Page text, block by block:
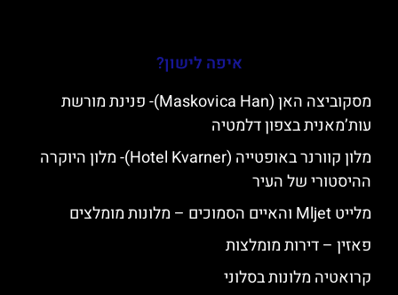
איפה לישון?
מסקוביצה האן (Maskovica Han)- פנינת מורשת
עות’מאנית בצפון דלמטיה
מלון קוורנר באופטייה (Hotel Kvarner)- מלון היוקרה
ההיסטורי של העיר
מלייט Mljet והאיים הסמוכים – מלונות מומלצים
פאזין – דירות מומלצות
קרואטיה מלונות בסלוני